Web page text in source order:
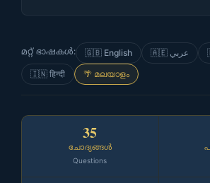
മറ്റ് ഭാഷകൾ: 🇬🇧 English 🇦🇪 عربي
🇮🇳 हिन्दी
🌴 മലയാളം
35
ചോദ്യങ്ങൾ
Questions